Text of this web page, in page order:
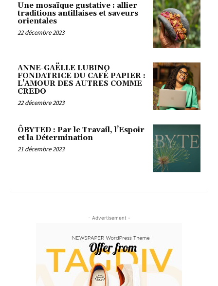
Une mosaïque gustative : allier
traditions antillaises et saveurs
orientales
22 décembre 2023
ANNE-GAËLLE LUBINO
FONDATRICE DU CAFÉ PAPIER :
L’AMOUR DES AUTRES COMME
CREDO
22 décembre 2023
ÔBYTED : Par le Travail, l’Espoir
et la Détermination
21 décembre 2023
- Advertisement -